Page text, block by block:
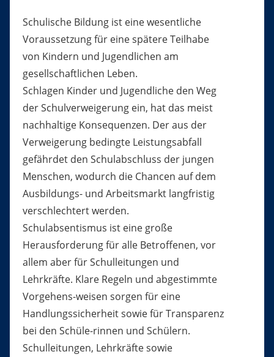
Schulische Bildung ist eine wesentliche
Voraussetzung für eine spätere Teilhabe
von Kindern und Jugendlichen am
gesellschaftlichen Leben.
Schlagen Kinder und Jugendliche den Weg
der Schulverweigerung ein, hat das meist
nachhaltige Konsequenzen. Der aus der
Verweigerung bedingte Leistungsabfall
gefährdet den Schulabschluss der jungen
Menschen, wodurch die Chancen auf dem
Ausbildungs- und Arbeitsmarkt langfristig
verschlechtert werden.
Schulabsentismus ist eine große
Herausforderung für alle Betroffenen, vor
allem aber für Schulleitungen und
Lehrkräfte. Klare Regeln und abgestimmte
Vorgehens-weisen sorgen für eine
Handlungssicherheit sowie für Transparenz
bei den Schüle-rinnen und Schülern.
Schulleitungen, Lehrkräfte sowie